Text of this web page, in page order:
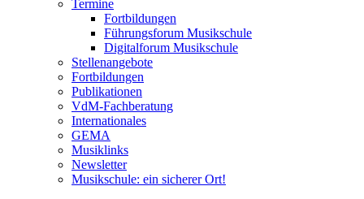
Termine
Fortbildungen
Führungsforum Musikschule
Digitalforum Musikschule
Stellenangebote
Fortbildungen
Publikationen
VdM-Fachberatung
Internationales
GEMA
Musiklinks
Newsletter
Musikschule: ein sicherer Ort!